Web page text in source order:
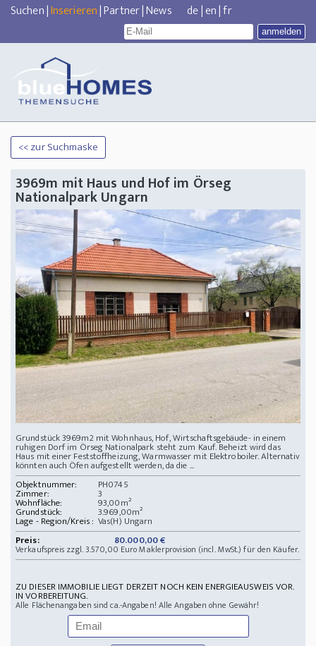
Suchen|Inserieren|Partner|News de|en|fr
<< zur Suchmaske
3969m mit Haus und Hof im Örseg
Nationalpark Ungarn
Grundstück 3969m2 mit Wohnhaus, Hof, Wirtschaftsgebäude- in einem
ruhigen Dorf im Örseg Nationalpark steht zum Kauf. Beheizt wird das
Haus mit einer Feststoffheizung, Warmwasser mit Elektroboiler. Alternativ
könnten auch Öfen aufgestellt werden, da die ...
Objektnummer:
PH0745
Zimmer: 3
Wohnfläche: 93,00m²
Grundstück: 3.969,00m²
Lage - Region/Kreis : Vas(H) Ungarn
Preis:
80.000,00 €
Verkaufspreis zzgl. 3.570,00 Euro Maklerprovision (incl. MwSt.) für den Käufer.
ZU DIESER IMMOBILIE LIEGT DERZEIT NOCH KEIN ENERGIEAUSWEIS VOR.
IN VORBEREITUNG.
Alle Flächenangaben sind ca.-Angaben! Alle Angaben ohne Gewähr!